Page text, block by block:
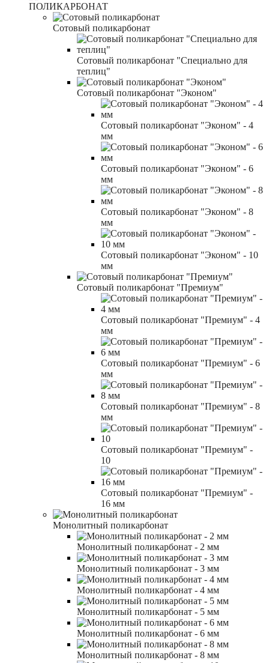
ПОЛИКАРБОНАТ
Сотовый поликарбонат
Сотовый поликарбонат "Специально для
теплиц"
Сотовый поликарбонат "Эконом"
Сотовый поликарбонат "Эконом" - 4
мм
Сотовый поликарбонат "Эконом" - 6
мм
Сотовый поликарбонат "Эконом" - 8
мм
Сотовый поликарбонат "Эконом" - 10
мм
Сотовый поликарбонат "Премиум"
Сотовый поликарбонат "Премиум" - 4
мм
Сотовый поликарбонат "Премиум" - 6
мм
Сотовый поликарбонат "Премиум" - 8
мм
Сотовый поликарбонат "Премиум" -
10
Сотовый поликарбонат "Премиум" -
16 мм
Монолитный поликарбонат
Монолитный поликарбонат - 2 мм
Монолитный поликарбонат - 3 мм
Монолитный поликарбонат - 4 мм
Монолитный поликарбонат - 5 мм
Монолитный поликарбонат - 6 мм
Монолитный поликарбонат - 8 мм